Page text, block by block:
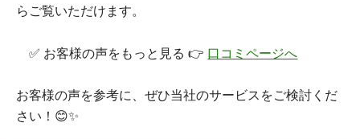
らご覧いただけます。
✅ お客様の声をもっと見る 👉 口コミページへ
お客様の声を参考に、ぜひ当社のサービスをご検討くだ
さい！😊✨